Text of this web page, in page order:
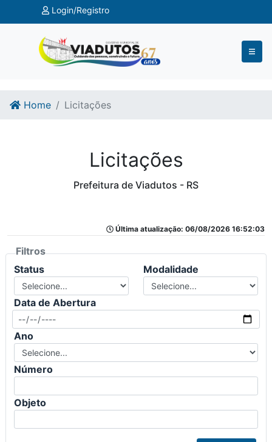
Ir para o conteúdo
Ir para o fim do conteúdo
Login/Registro
Home Licitações
Licitações
Prefeitura de Viadutos - RS
Última atualização: 06/08/2026 16:52:03
Filtros
Status
Modalidade
Data de Abertura
Ano
Número
Objeto